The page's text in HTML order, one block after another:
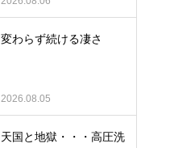
変わらず続ける凄さ
2026.08.05
天国と地獄・・・高圧洗